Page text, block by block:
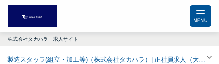
株式会社タカハラ 求人サイト
製造スタッフ(組立・加工等)（株式会社タカハラ）| 正社員求人（大久保駅）